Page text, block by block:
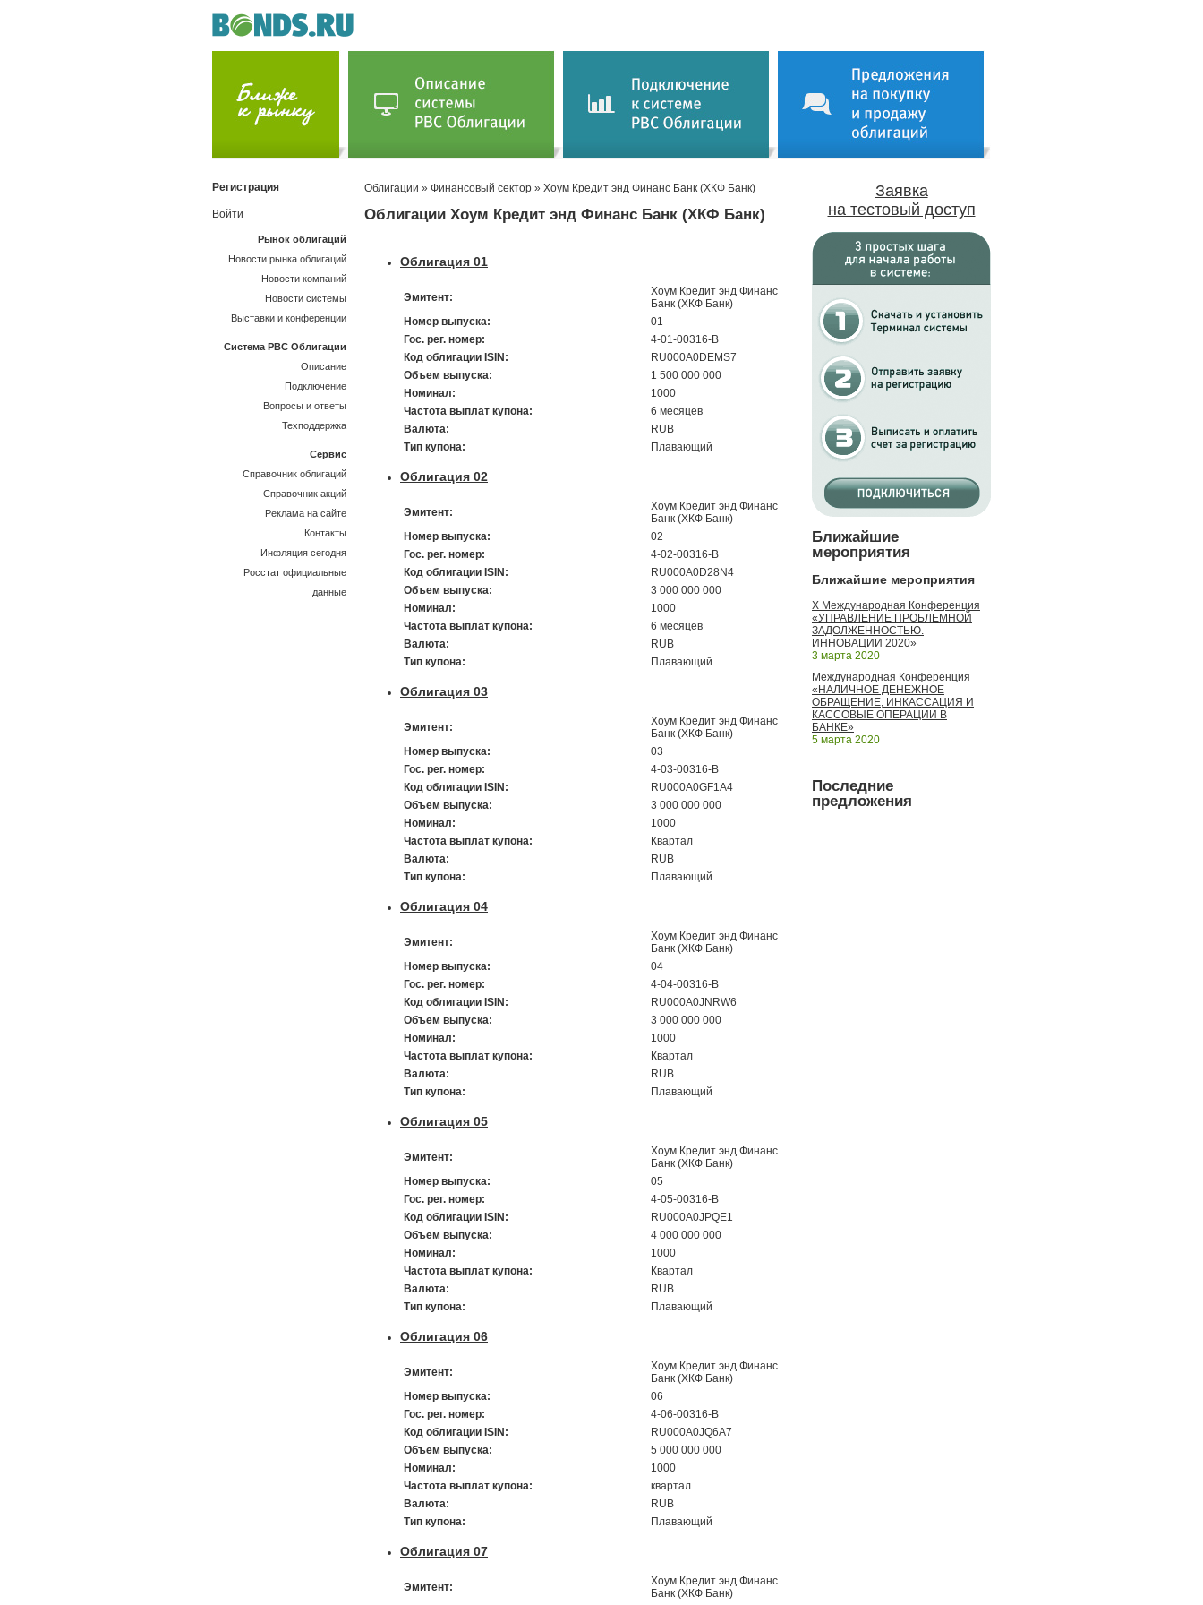
Облигации » Финансовый сектор » Хоум Кредит энд Финанс Банк (ХКФ Банк)
Облигации Хоум Кредит энд Финанс Банк (ХКФ Банк)
Облигация 01
Эмитент:
Хоум Кредит энд Финанс
Банк (ХКФ Банк)
Номер выпуска:
01
Гос. рег. номер:
4-01-00316-В
Код облигации ISIN:
RU000A0DEMS7
Объем выпуска:
1 500 000 000
Номинал:
1000
Частота выплат купона:
6 месяцев
Валюта:
RUB
Тип купона:
Плавающий
Облигация 02
Эмитент:
Хоум Кредит энд Финанс
Банк (ХКФ Банк)
Номер выпуска:
02
Гос. рег. номер:
4-02-00316-В
Код облигации ISIN:
RU000A0D28N4
Объем выпуска:
3 000 000 000
Номинал:
1000
Частота выплат купона:
6 месяцев
Валюта:
RUB
Тип купона:
Плавающий
Облигация 03
Эмитент:
Хоум Кредит энд Финанс
Банк (ХКФ Банк)
Номер выпуска:
03
Гос. рег. номер:
4-03-00316-В
Код облигации ISIN:
RU000A0GF1A4
Объем выпуска:
3 000 000 000
Номинал:
1000
Частота выплат купона:
Квартал
Валюта:
RUB
Тип купона:
Плавающий
Облигация 04
Эмитент:
Хоум Кредит энд Финанс
Банк (ХКФ Банк)
Номер выпуска:
04
Гос. рег. номер:
4-04-00316-В
Код облигации ISIN:
RU000A0JNRW6
Объем выпуска:
3 000 000 000
Номинал:
1000
Частота выплат купона:
Квартал
Валюта:
RUB
Тип купона:
Плавающий
Облигация 05
Эмитент:
Хоум Кредит энд Финанс
Банк (ХКФ Банк)
Номер выпуска:
05
Гос. рег. номер:
4-05-00316-В
Код облигации ISIN:
RU000A0JPQE1
Объем выпуска:
4 000 000 000
Номинал:
1000
Частота выплат купона:
Квартал
Валюта:
RUB
Тип купона:
Плавающий
Облигация 06
Эмитент:
Хоум Кредит энд Финанс
Банк (ХКФ Банк)
Номер выпуска:
06
Гос. рег. номер:
4-06-00316-В
Код облигации ISIN:
RU000A0JQ6A7
Объем выпуска:
5 000 000 000
Номинал:
1000
Частота выплат купона:
квартал
Валюта:
RUB
Тип купона:
Плавающий
Облигация 07
Эмитент:
Хоум Кредит энд Финанс
Банк (ХКФ Банк)
Заявка
на тестовый доступ
Ближайшие
мероприятия
Ближайшие мероприятия
X Международная Конференция
«УПРАВЛЕНИЕ ПРОБЛЕМНОЙ
ЗАДОЛЖЕННОСТЬЮ.
ИННОВАЦИИ 2020»
3 марта 2020
Международная Конференция
«НАЛИЧНОЕ ДЕНЕЖНОЕ
ОБРАЩЕНИЕ, ИНКАССАЦИЯ И
КАССОВЫЕ ОПЕРАЦИИ В
БАНКЕ»
5 марта 2020
Последние
предложения
Регистрация
Войти
Рынок облигаций
Новости рынка облигаций
Новости компаний
Новости системы
Выставки и конференции
Система РВС Облигации
Описание
Подключение
Вопросы и ответы
Техподдержка
Сервис
Справочник облигаций
Справочник акций
Реклама на сайте
Контакты
Инфляция сегодня
Росстат официальные
данные